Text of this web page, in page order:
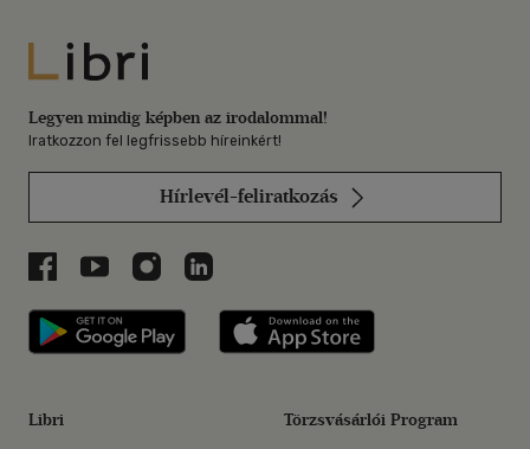
Libri
Legyen mindig képben az irodalommal!
Iratkozzon fel legfrissebb híreinkért!
Hírlevél-feliratkozás
Libri a Facebookon
Libri a Youtube-on
Libri az Instagramon
Libri a LinkedInen
Libri applikáció Szerezd meg: Google
Libri Törzsvásárlói Program